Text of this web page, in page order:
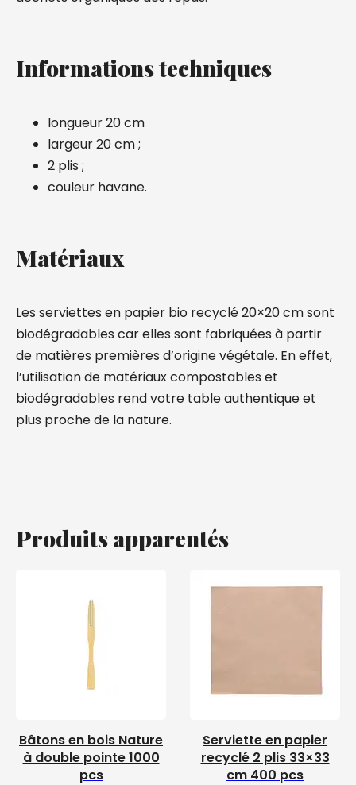
Informations techniques
longueur 20 cm
largeur 20 cm ;
2 plis ;
couleur havane.
Matériaux
Les serviettes en papier bio recyclé 20×20 cm sont
biodégradables car elles sont fabriquées à partir
de matières premières d’origine végétale. En effet,
l’utilisation de matériaux compostables et
biodégradables rend votre table authentique et
plus proche de la nature.
Produits apparentés
Bâtons en bois Nature
à double pointe 1000
pcs
Serviette en papier
recyclé 2 plis 33×33
cm 400 pcs